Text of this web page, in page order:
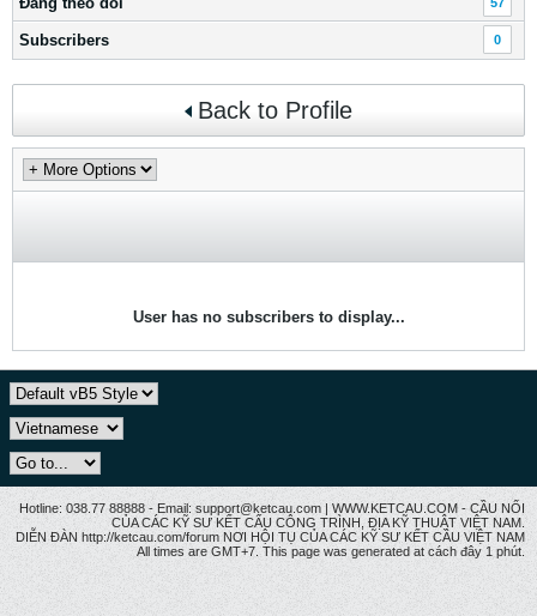
Subscribers 0
Back to Profile
User has no subscribers to display...
Hotline: 038.77 88888 - Email: support@ketcau.com | WWW.KETCAU.COM - CẦU NỐI
CỦA CÁC KỸ SƯ KẾT CẤU CÔNG TRÌNH, ĐỊA KỸ THUẬT VIỆT NAM.
DIỄN ĐÀN http://ketcau.com/forum NƠI HỘI TỤ CỦA CÁC KỸ SƯ KẾT CÂU VIỆT NAM
All times are GMT+7. This page was generated at cách đây 1 phút.